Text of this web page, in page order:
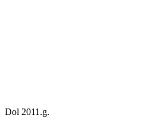
Dol 2011.g.